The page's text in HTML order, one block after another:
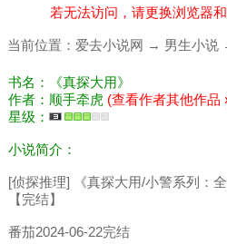
若无法访问，请更换浏览器
当前位置： 爱去小说网 → 男生小说
书名：《真探大用》
作者：顺手牵虎 (查看作者其他作品
星级：
小说简介：
[侦探推理] 《真探大用/小警系列：
【完结】
番茄2024-06-22完结